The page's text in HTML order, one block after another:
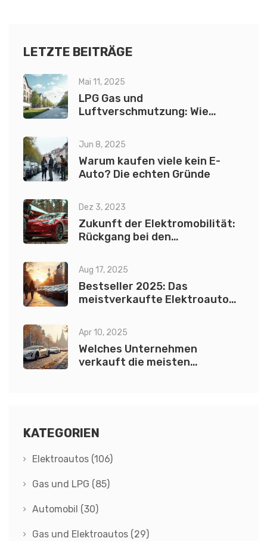
LETZTE BEITRÄGE
Mai 11, 2025
LPG Gas und
Luftverschmutzung: Wie
Jun 8, 2025
Warum kaufen viele kein E-
Auto? Die echten Gründe
Dez 3, 2023
Zukunft der Elektromobilität:
Rückgang bei den
Elektrofahrzeugen?
Aug 17, 2025
Bestseller 2025: Das
meistverkaufte Elektroauto
Apr 10, 2025
Welches Unternehmen
verkauft die meisten
KATEGORIEN
Elektroautos (106)
Gas und LPG (85)
Automobil (30)
Gas und Elektroautos (29)